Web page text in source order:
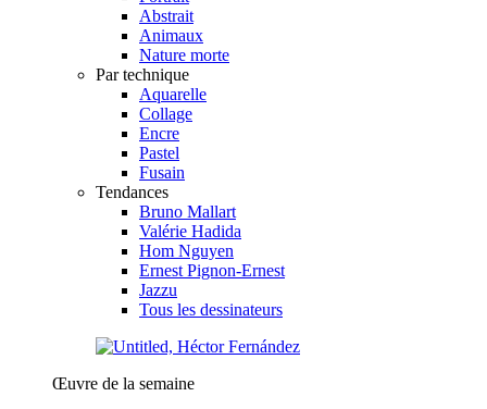
Abstrait
Animaux
Nature morte
Par technique
Aquarelle
Collage
Encre
Pastel
Fusain
Tendances
Bruno Mallart
Valérie Hadida
Hom Nguyen
Ernest Pignon-Ernest
Jazzu
Tous les dessinateurs
Œuvre de la semaine